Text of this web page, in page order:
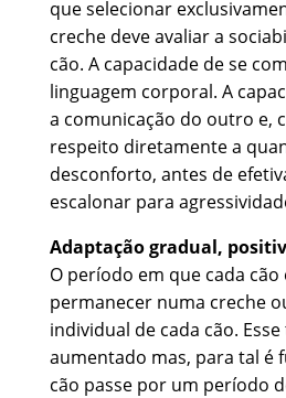
que selecionar
creche deve avaliar a
cão. A capacidade de se
linguagem corporal. A
a comunicação do outro e,
respeito diretamente a
desconforto, antes de
escalonar para
Adaptação gradual,
O período em que cada
permanecer numa creche
individual de cada cão.
aumentado mas, para tal é
cão passe por um período